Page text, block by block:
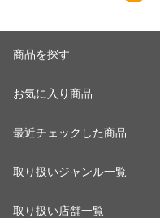
商品を探す
お気に入り商品
最近チェックした商品
取り扱いジャンル一覧
取り扱い店舗一覧